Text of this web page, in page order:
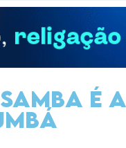
é a